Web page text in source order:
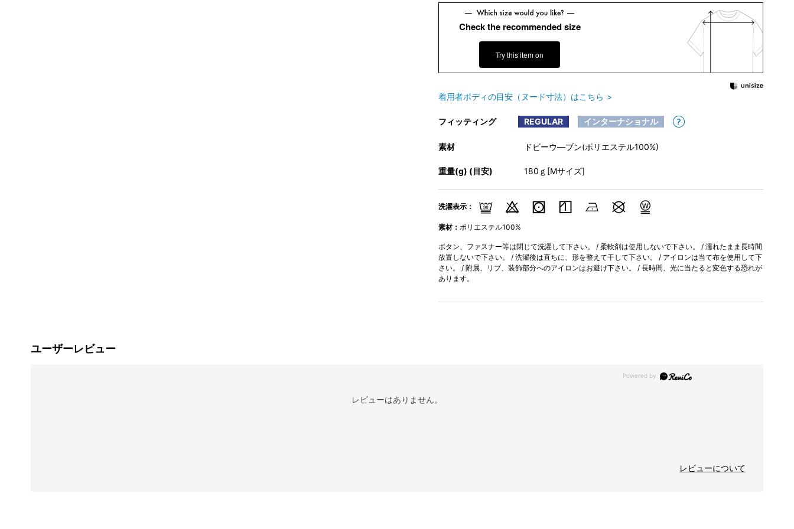
Check the recommended size
Try this item on
着用者ボディの目安（ヌード寸法）はこちら
フィッティング REGULAR インターナショナル
素材 ドビーウ―ブン(ポリエステル100%)
重量(g) (目安) 180ｇ[Mサイズ]
洗濯表示：
素材： ポリエステル100%
ボタン、ファスナー等は閉じて洗濯して下さい。 / 柔軟剤は使用しないで下さい。 / 濡れたまま長時間
放置しないで下さい。 / 洗濯後は直ちに、形を整えて干して下さい。 / アイロンは当て布を使用して下
さい。 / 附属、リブ、装飾部分へのアイロンはお避け下さい。 / 長時間、光に当たると変色する恐れが
あります。
ユーザーレビュー
レビューはありません。
レビューについて